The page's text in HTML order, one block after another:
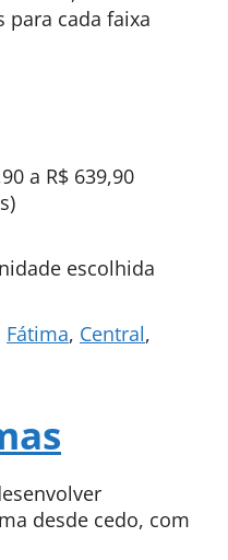
para cada faixa
a R$ 639,90
escolhida
Fátima, Central,
desde cedo, com